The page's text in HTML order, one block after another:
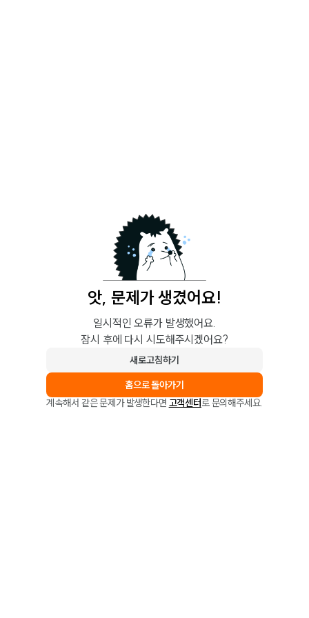
앗, 문제가 생겼어요!
일시적인 오류가 발생했어요.
잠시 후에 다시 시도해주시겠어요?
새로고침하기
홈으로 돌아가기
계속해서 같은 문제가 발생한다면 고객센터로 문의해주세요.